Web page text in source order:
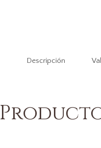
Descripción